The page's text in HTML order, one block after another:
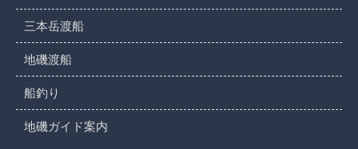
三本岳渡船
地磯渡船
船釣り
地磯ガイド案内